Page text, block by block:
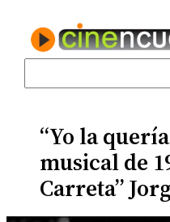
contenido
“Yo la
musical de
Carreta”